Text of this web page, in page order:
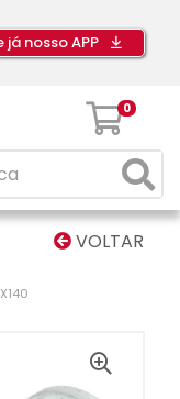
já nosso APP
0
VOLTAR